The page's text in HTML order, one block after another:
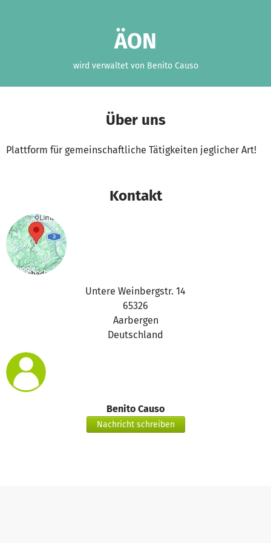
ÄON
wird verwaltet von Benito Causo
Über uns
Plattform für gemeinschaftliche Tätigkeiten jeglicher Art!
Kontakt
Untere Weinbergstr. 14
65326
Aarbergen
Deutschland
Benito Causo
Nachricht schreiben